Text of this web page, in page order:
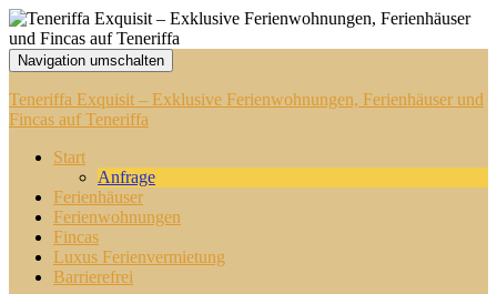
Navigation umschalten
Teneriffa Exquisit – Exklusive Ferienwohnungen, Ferienhäuser und
Fincas auf Teneriffa
Start
Anfrage
Ferienhäuser
Ferienwohnungen
Fincas
Luxus Ferienvermietung
Barrierefrei